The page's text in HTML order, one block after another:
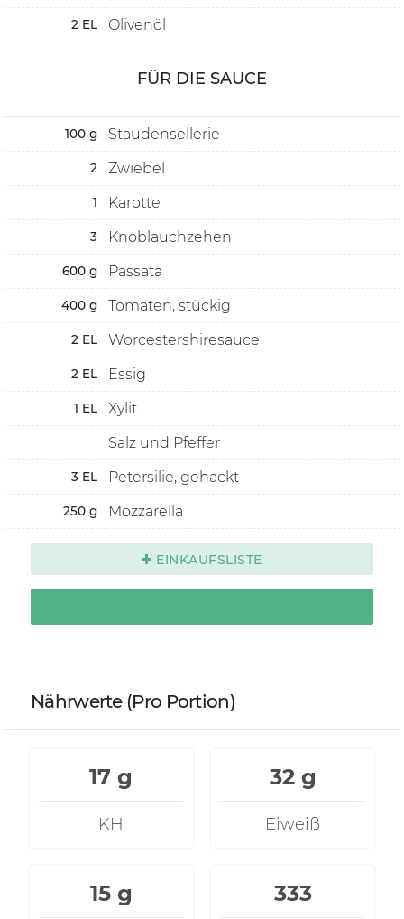
2 EL Olivenöl
FÜR DIE SAUCE
100 g Staudensellerie
2 Zwiebel
1 Karotte
3 Knoblauchzehen
600 g Passata
400 g Tomaten, stückig
2 EL Worcestershiresauce
2 EL Essig
1 EL
Xylit
Salz und Pfeffer
3 EL Petersilie, gehackt
250 g Mozzarella
EINKAUFSLISTE
Nährwerte (Pro Portion)
17 g
KH
32 g
Eiweiß
15 g 333